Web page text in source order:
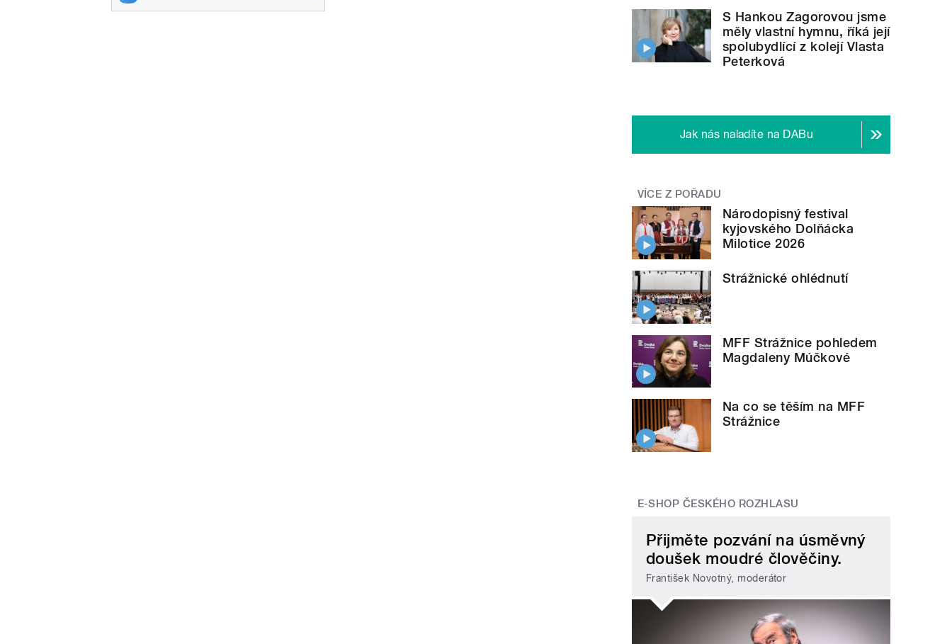
S Hankou Zagorovou jsme
měly vlastní hymnu, říká její
spolubydlící z kolejí Vlasta
Peterková
Jak nás naladíte na DABu
VÍCE Z POŘADU
Národopisný festival
kyjovského Dolňácka
Milotice 2026
Strážnické ohlédnutí
MFF Strážnice pohledem
Magdaleny Múčkové
Na co se těším na MFF
Strážnice
E-SHOP ČESKÉHO ROZHLASU
Přijměte pozvání na úsměvný
doušek moudré člověčiny.
František Novotný, moderátor